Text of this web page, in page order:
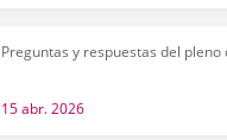
Preguntas y respuestas del pleno
15 abr. 2026